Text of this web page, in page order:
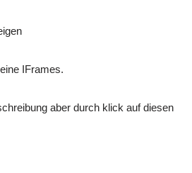
IFrames.
aber durch klick auf diesen